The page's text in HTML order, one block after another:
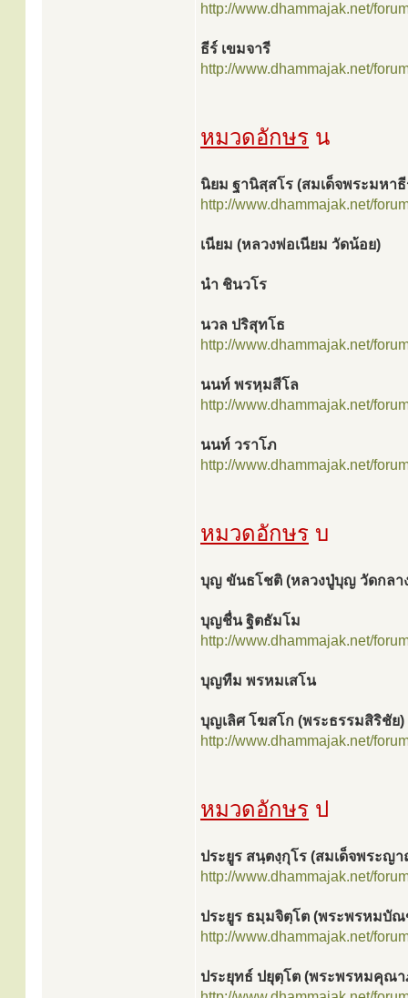
http://www.dhammajak.net/
ธีร์ เขมจารี
http://www.dhammajak.net/
หมวดอักษร น
นิยม ฐานิสฺสโร (สมเด็จพระมหาธี
http://www.dhammajak.net/
เนียม (หลวงพ่อเนียม วัดน้อย)
นำ ชินวโร
นวล ปริสุทโธ
http://www.dhammajak.net/
นนท์ พรหฺมสีโล
http://www.dhammajak.net/
นนท์ วราโภ
http://www.dhammajak.net/
หมวดอักษร บ
บุญ ขันธโชติ (หลวงปู่บุญ วัดกลา
บุญชื่น ฐิตธัมโม
http://www.dhammajak.net/
บุญทืม พรหมเสโน
บุญเลิศ โฆสโก (พระธรรมสิริชัย)
http://www.dhammajak.net/
หมวดอักษร ป
ประยูร สนฺตงฺกุโร (สมเด็จพระญ
http://www.dhammajak.net/
ประยูร ธมฺมจิตฺโต (พระพรหมบั
http://www.dhammajak.net/
ประยุทธ์ ปยุตฺโต (พระพรหมคุณ